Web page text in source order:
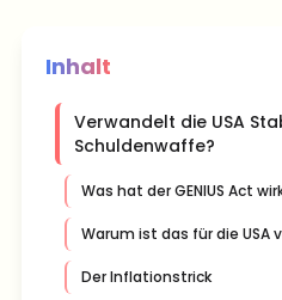
Inhalt
Verwandelt die USA
Schuldenwaffe?
Was hat der GENIUS Act
Warum ist das für die USA
Der Inflationstrick